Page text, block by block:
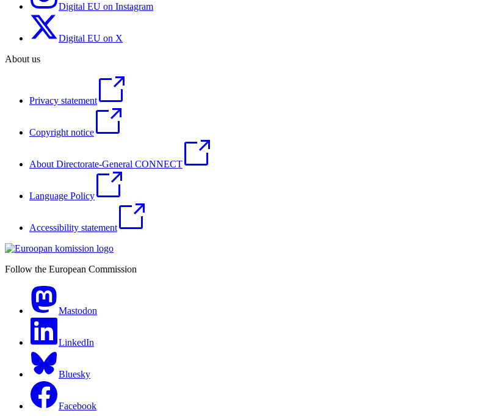
Digital EU on Instagram
Digital EU on X
About us
Privacy statement
Copyright notice
About Directorate-General CONNECT
Language Policy
Accessibility statement
Follow the European Commission
Mastodon
LinkedIn
Bluesky
Facebook